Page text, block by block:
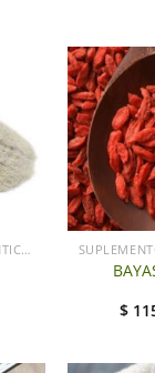
SUPLEMENTOS ALIMENTICIOS
$